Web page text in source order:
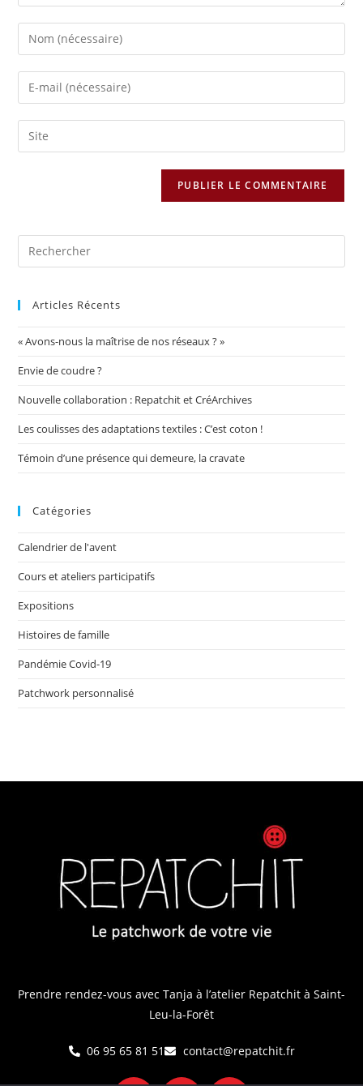
Articles Récents
« Avons-nous la maîtrise de nos réseaux ? »
Envie de coudre ?
Nouvelle collaboration : Repatchit et CréArchives
Les coulisses des adaptations textiles : C’est coton !
Témoin d’une présence qui demeure, la cravate
Catégories
Calendrier de l'avent
Cours et ateliers participatifs
Expositions
Histoires de famille
Pandémie Covid-19
Patchwork personnalisé
Prendre rendez-vous avec Tanja à l’atelier Repatchit à Saint-
Leu-la-Forêt
06 95 65 81 51 contact@repatchit.fr